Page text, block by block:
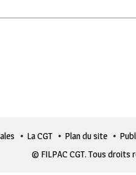
La CGT Plan du site
© FILPAC CGT. Tous droits